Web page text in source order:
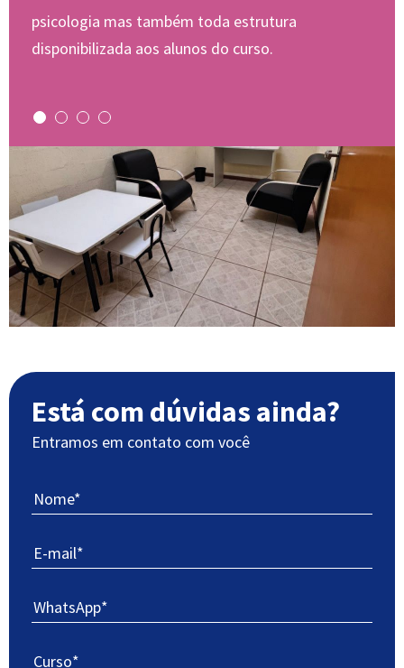
psicologia mas também toda estrutura
disponibilizada aos alunos do curso.
Está com dúvidas ainda?
Entramos em contato com você